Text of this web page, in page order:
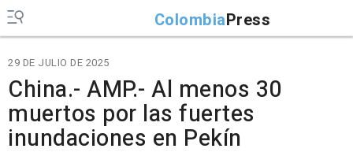
ColombiaPress
29 DE JULIO DE 2025
China.- AMP.- Al menos 30
muertos por las fuertes
inundaciones en Pekín